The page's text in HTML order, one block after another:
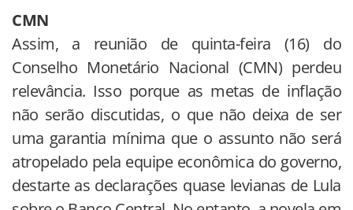
CMN
Assim, a reunião de quinta-feira (16) do
Conselho Monetário Nacional (CMN) perdeu
relevância. Isso porque as metas de inflação
não serão discutidas, o que não deixa de ser
uma garantia mínima que o assunto não será
atropelado pela equipe econômica do governo,
destarte as declarações quase levianas de Lula